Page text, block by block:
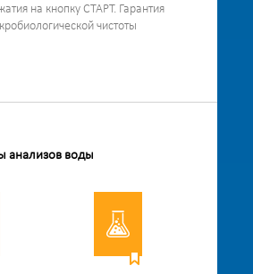
на кнопку СТАРТ. Гарантия
чистоты
анализов воды